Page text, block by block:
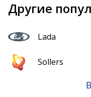
Другие
Lada
Sollers